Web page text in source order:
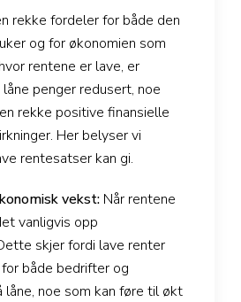
rekke fordeler for både den
og for økonomien som
rentene er lave, er
penger redusert, noe
rekke positive finansielle
Her belyser vi
rentesatser kan gi.
vekst: Når rentene
vanligvis opp
skjer fordi lave renter
både bedrifter og
låne, noe som kan føre til økt